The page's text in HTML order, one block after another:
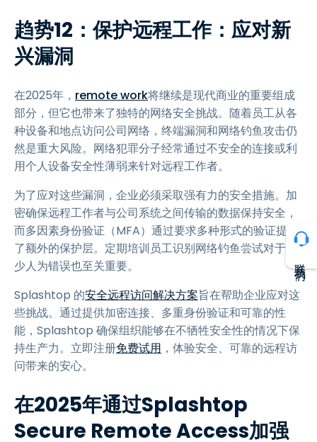
趋势12：保护远程工作：应对新
兴漏洞
在2025年， remote work将继续是现代商业的重要组成
部分，但它也带来了独特的网络安全挑战。随着员工从各
种设备和地点访问公司网络，终端漏洞和网络钓鱼攻击仍
然是重大风险。网络犯罪分子经常通过不安全的连接或利
用个人设备安全性薄弱来针对远程工作者。
为了应对这些漏洞，企业必须采取强有力的安全措施。加
密确保远程工作者与公司系统之间传输的数据保持安全，
而多因素身份验证（MFA）通过要求多种形式的验证提供
了额外的保护层。定期培训员工识别网络钓鱼尝试对于减
少人为错误也至关重要。
Splashtop 的安全远程访问解决方案旨在帮助企业应对这
些挑战。通过提供加密连接、多重身份验证和可靠的性
能，Splashtop 确保组织能够在不牺牲安全性的情况下保
持生产力。立即注册免费试用 ，体验安全、可靠的远程访
问带来的安心。
在2025年通过Splashtop
Secure Remote Access加强